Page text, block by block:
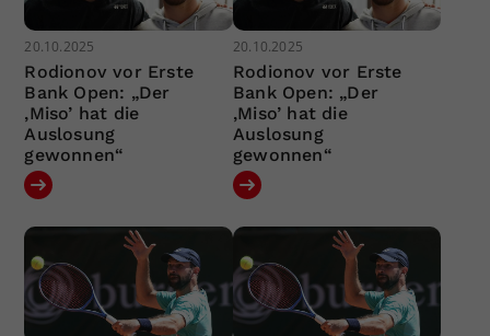
20.10.2025
Rodionov vor Erste
Bank Open: „Der
‚Miso’ hat die
Auslosung
gewonnen“
20.10.2025
Rodionov vor Erste
Bank Open: „Der
‚Miso’ hat die
Auslosung
gewonnen“